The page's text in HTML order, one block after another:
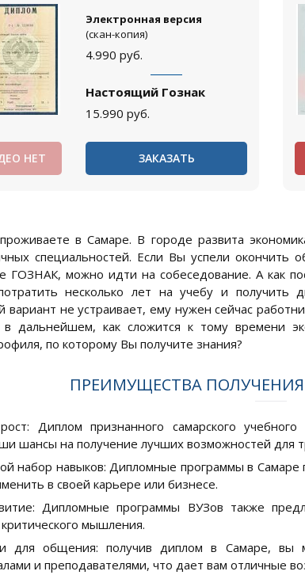
Электронная версия
(скан-копия)
4.990 руб.
Настоящий Гознак
15.990 руб.
НЕТ ЗАКАЗАТЬ
в Самаре. В городе развита
специальностей. Если Вы успели
ГОЗНАК, можно идти на собеседование. А как
несколько лет на учебу и получить
вариант не устраивает, ему нужен сейчас
в дальнейшем, как сложится к тому времени
по которому Вы получите знания?
ПРЕИМУЩЕСТВА
Диплом признанного самарского
шансы на получение лучших возможностей для
набор навыков: Дипломные программы в Самаре
в своей карьере или бизнесе.
Дипломные программы ВУЗов также
мышления.
для общения: получив диплом в Самаре, вы
и преподавателями, что дает вам отличные